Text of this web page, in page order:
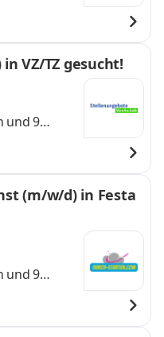
VZ/TZ gesucht!
und 9
(m/w/d) in Festa
und 9